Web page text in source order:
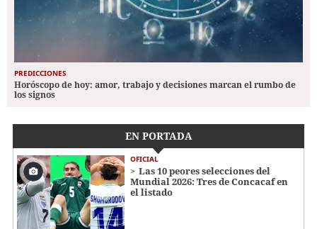
PREDICCIONES
Horóscopo de hoy: amor, trabajo y decisiones marcan el rumbo de
los signos
EN PORTADA
OFICIAL
Las 10 peores selecciones del
Mundial 2026: Tres de Concacaf en
el listado